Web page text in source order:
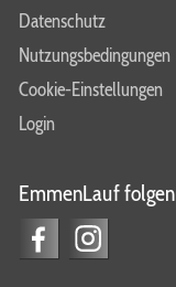
Datenschutz
Nutzungsbedingungen
Cookie-Einstellungen
Login
EmmenLauf folgen